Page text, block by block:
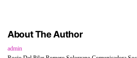
About The Author
admin